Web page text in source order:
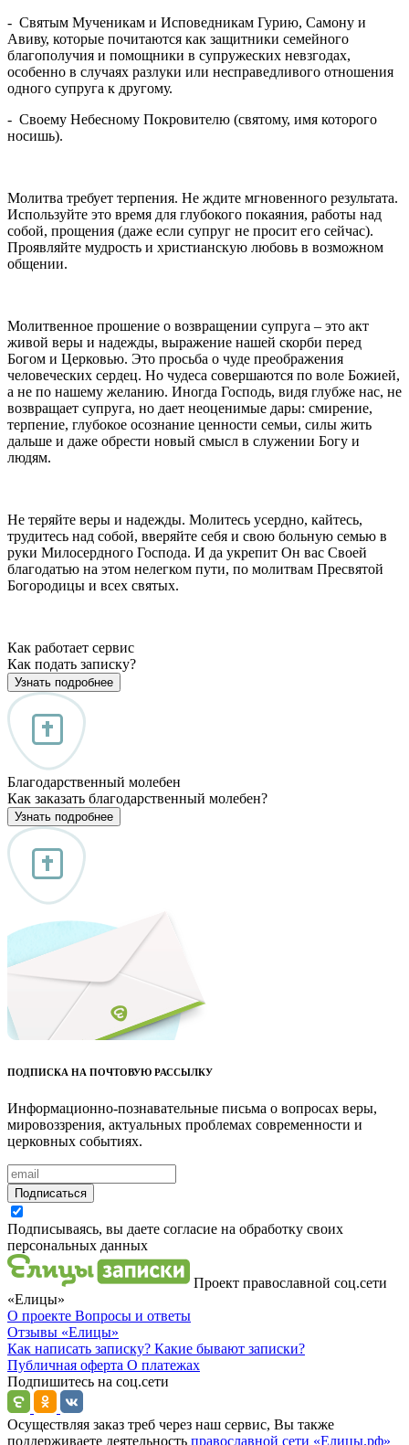
- Святым Мученикам и Исповедникам Гурию, Самону и
Авиву, которые почитаются как защитники семейного
благополучия и помощники в супружеских невзгодах,
особенно в случаях разлуки или несправедливого отношения
одного супруга к другому.
- Своему Небесному Покровителю (святому, имя которого
носишь).
Молитва требует терпения. Не ждите мгновенного результата.
Используйте это время для глубокого покаяния, работы над
собой, прощения (даже если супруг не просит его сейчас).
Проявляйте мудрость и христианскую любовь в возможном
общении.
Молитвенное прошение о возвращении супруга – это акт
живой веры и надежды, выражение нашей скорби перед
Богом и Церковью. Это просьба о чуде преображения
человеческих сердец. Но чудеса совершаются по воле Божией,
а не по нашему желанию. Иногда Господь, видя глубже нас, не
возвращает супруга, но дает неоценимые дары: смирение,
терпение, глубокое осознание ценности семьи, силы жить
дальше и даже обрести новый смысл в служении Богу и
людям.
Не теряйте веры и надежды. Молитесь усердно, кайтесь,
трудитесь над собой, вверяйте себя и свою больную семью в
руки Милосердного Господа. И да укрепит Он вас Своей
благодатью на этом нелегком пути, по молитвам Пресвятой
Богородицы и всех святых.
Как работает сервис
Как подать записку?
Узнать подробнее
Благодарственный молебен
Как заказать благодарственный молебен?
Узнать подробнее
ПОДПИСКА НА ПОЧТОВУЮ РАССЫЛКУ
Информационно-познавательные письма о вопросах веры,
мировоззрения, актуальных проблемах современности и
церковных событиях.
Подписаться
Подписываясь, вы даете согласие на обработку своих
персональных данных
Проект православной соц.сети
«Елицы»
О проекте Вопросы и ответы
Отзывы «Елицы»
Как написать записку? Какие бывают записки?
Публичная оферта О платежах
Подпишитесь на соц.сети
Осуществляя заказ треб через наш сервис, Вы также
поддерживаете деятельность православной сети «Елицы.рф»